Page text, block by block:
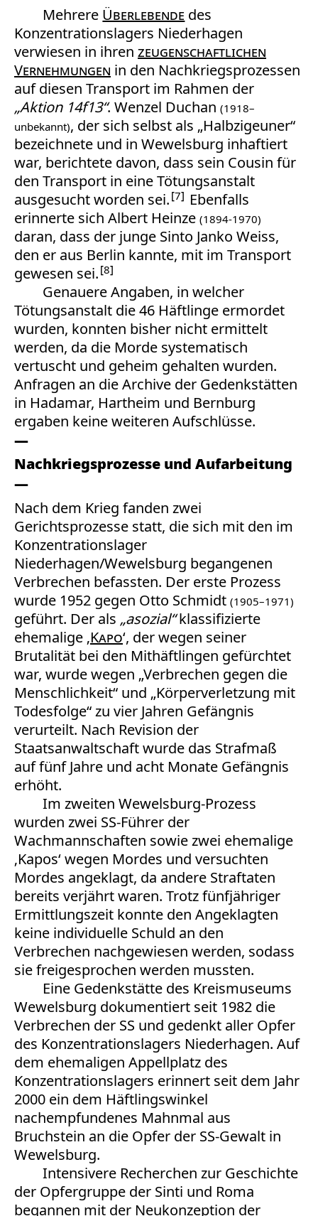
Mehrere Überlebende des
Konzentrationslagers Niederhagen
verwiesen in ihren zeugenschaftlichen
Vernehmungen in den Nachkriegsprozessen
auf diesen Transport im Rahmen der
„Aktion 14f13“. Wenzel Duchan (1918–
unbekannt), der sich selbst als „Halbzigeuner“
bezeichnete und in Wewelsburg inhaftiert
war, berichtete davon, dass sein Cousin für
den Transport in eine Tötungsanstalt
ausgesucht worden sei. 7
Ebenfalls
erinnerte sich Albert Heinze (1894-1970)
daran, dass der junge Sinto Janko Weiss,
den er aus Berlin kannte, mit im Transport
gewesen sei. 8
Genauere Angaben, in welcher
Tötungsanstalt die 46 Häftlinge ermordet
wurden, konnten bisher nicht ermittelt
werden, da die Morde systematisch
vertuscht und geheim gehalten wurden.
Anfragen an die Archive der Gedenkstätten
in Hadamar, Hartheim und Bernburg
ergaben keine weiteren Aufschlüsse.
Nachkriegsprozesse und Aufarbeitung
Nach dem Krieg fanden zwei
Gerichtsprozesse statt, die sich mit den im
Konzentrationslager
Niederhagen/Wewelsburg begangenen
Verbrechen befassten. Der erste Prozess
wurde 1952 gegen Otto Schmidt (1905–1971)
geführt. Der als „asozial“klassifizierte
ehemalige ‚Kapo‘, der wegen seiner
Brutalität bei den Mithäftlingen gefürchtet
war, wurde wegen „Verbrechen gegen die
Menschlichkeit“ und „Körperverletzung mit
Todesfolge“ zu vier Jahren Gefängnis
verurteilt. Nach Revision der
Staatsanwaltschaft wurde das Strafmaß
auf fünf Jahre und acht Monate Gefängnis
erhöht.
Im zweiten Wewelsburg-Prozess
wurden zwei SS-Führer der
Wachmannschaften sowie zwei ehemalige
‚Kapos‘ wegen Mordes und versuchten
Mordes angeklagt, da andere Straftaten
bereits verjährt waren. Trotz fünfjähriger
Ermittlungszeit konnte den Angeklagten
keine individuelle Schuld an den
Verbrechen nachgewiesen werden, sodass
sie freigesprochen werden mussten.
Eine Gedenkstätte des Kreismuseums
Wewelsburg dokumentiert seit 1982 die
Verbrechen der SS und gedenkt aller Opfer
des Konzentrationslagers Niederhagen. Auf
dem ehemaligen Appellplatz des
Konzentrationslagers erinnert seit dem Jahr
2000 ein dem Häftlingswinkel
nachempfundenes Mahnmal aus
Bruchstein an die Opfer der SS-Gewalt in
Wewelsburg.
Intensivere Recherchen zur Geschichte
der Opfergruppe der Sinti und Roma
begannen mit der Neukonzeption der